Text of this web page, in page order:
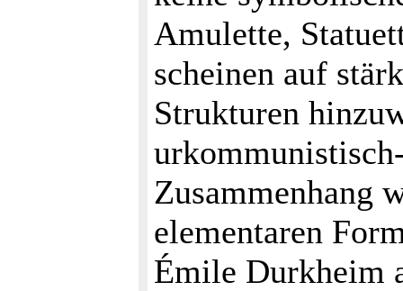
Amulette,
scheinen auf
Strukturen
Zusammenhang
elementaren
Émile Durkheim